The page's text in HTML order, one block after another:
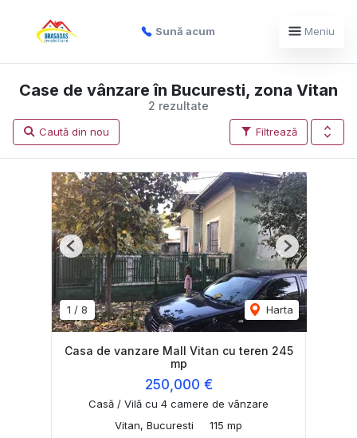
Sună acum Meniu
2 rezultate
Case de vânzare în Bucuresti, zona Vitan
Filtrează
Caută din nou
1 / 8 Harta
Previous Next
Casa de vanzare Mall Vitan cu teren 245
mp
250,000 €
Casă / Vilă cu 4 camere de vânzare
Vitan, Bucuresti
115 mp